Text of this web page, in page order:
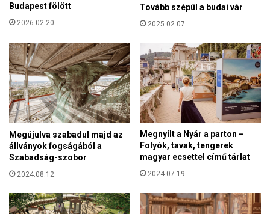
l
é
i
u
m
o
t
l
á
t
a
k
o
t
t
h
o
n
r
a
Budapest fölött
2026.02.20.
Tovább szépül a budai vár
2025.02.07.
Megújulva szabadul majd az
állványok fogságából a
Szabadság-szobor
2024.08.12.
Megnyílt a Nyár a parton –
Folyók, tavak, tengerek
magyar ecsettel című tárlat
2024.07.19.